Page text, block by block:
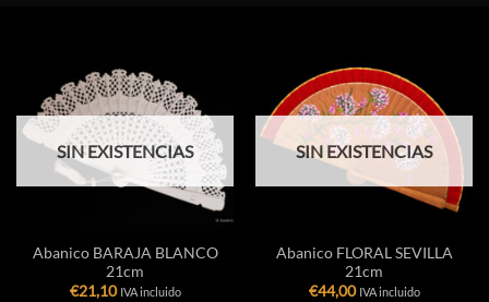
SIN EXISTENCIAS
Abanico BARAJA BLANCO
21cm
€21,10 IVA incluido
SIN EXISTENCIAS
Abanico FLORAL SEVILLA
21cm
€44,00 IVA incluido